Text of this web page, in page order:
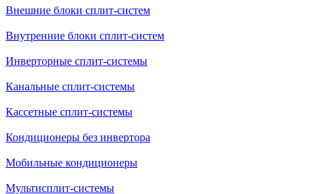
Внешние блоки сплит-систем
Внутренние блоки сплит-систем
Инверторные сплит-системы
Канальные сплит-системы
Кассетные сплит-системы
Кондиционеры без инвертора
Мобильные кондиционеры
Мультисплит-системы